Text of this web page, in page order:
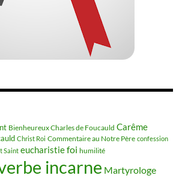
Bienheureux Charles de Foucauld Carême
Christ Roi Commentaire au Notre Père confession
Saint eucharistiefoi humilité
incarne Martyrologe